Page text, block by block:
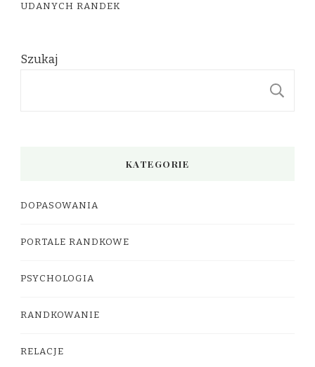
UDANYCH RANDEK
Szukaj
KATEGORIE
DOPASOWANIA
PORTALE RANDKOWE
PSYCHOLOGIA
RANDKOWANIE
RELACJE